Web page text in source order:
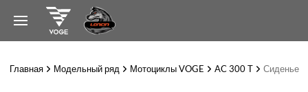
Главная Модельный ряд Мотоциклы VOGE AC 300 T Сиденье